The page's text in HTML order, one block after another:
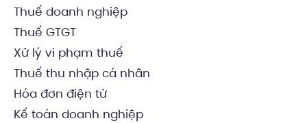
Thuế doanh nghiệp
Thuế GTGT
Xử lý vi phạm thuế
Thuế thu nhập cá nhân
Hóa đơn điện tử
Kế toán doanh nghiệp